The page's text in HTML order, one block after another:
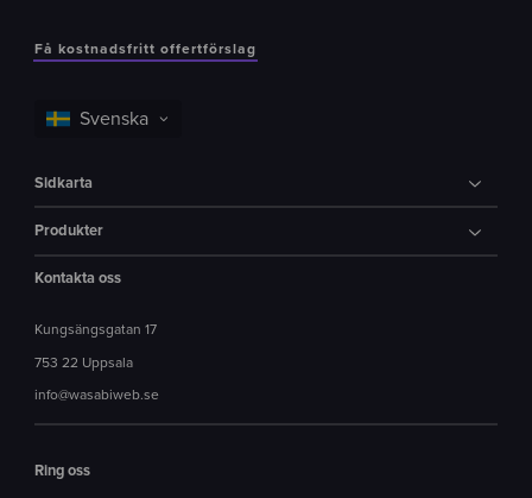
Få kostnadsfritt offertförslag
Sidkarta
Produkter
Kontakta oss
Kungsängsgatan 17
753 22 Uppsala
info@wasabiweb.se
Ring oss